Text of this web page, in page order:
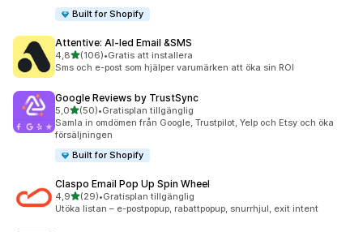
Built for Shopify
Attentive: AI‑led Email &SMS
4,8av 5 stjärnor
(106)
106 recensioner totalt
•Gratis att installera
Sms och e-post som hjälper varumärken att öka sin ROI
Google Reviews by TrustSync
5,0av 5 stjärnor
(50)
50 recensioner totalt
•Gratisplan tillgänglig
Samla in omdömen från Google, Trustpilot, Yelp och Etsy och öka
försäljningen
Built for Shopify
Claspo Email Pop Up Spin Wheel
4,9av 5 stjärnor
(29)
29 recensioner totalt
•Gratisplan tillgänglig
Utöka listan – e-postpopup, rabattpopup, snurrhjul, exit intent